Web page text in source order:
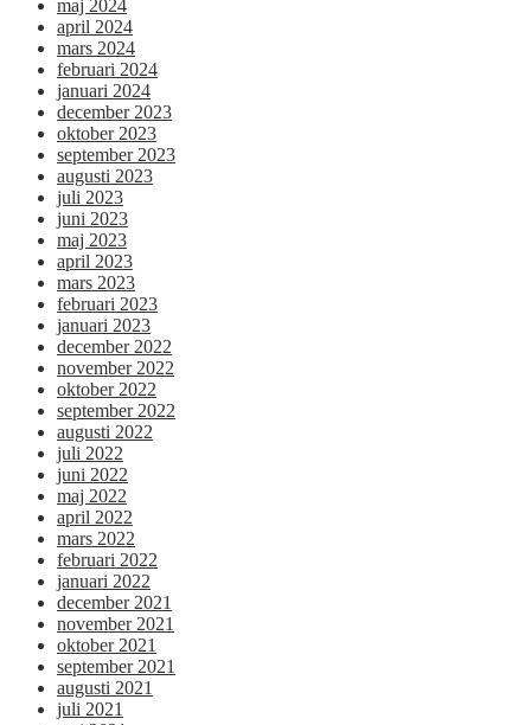
maj 2024
april 2024
mars 2024
februari 2024
januari 2024
december 2023
oktober 2023
september 2023
augusti 2023
juli 2023
juni 2023
maj 2023
april 2023
mars 2023
februari 2023
januari 2023
december 2022
november 2022
oktober 2022
september 2022
augusti 2022
juli 2022
juni 2022
maj 2022
april 2022
mars 2022
februari 2022
januari 2022
december 2021
november 2021
oktober 2021
september 2021
augusti 2021
juli 2021